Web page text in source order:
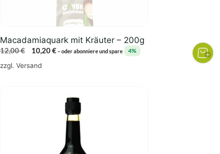
Macadamiaquark mit Kräuter – 200g
12,00€
Ursprünglicher
Preis
10,20€Aktueller
–oder abonniere und spare 4%
zzgl. Versand